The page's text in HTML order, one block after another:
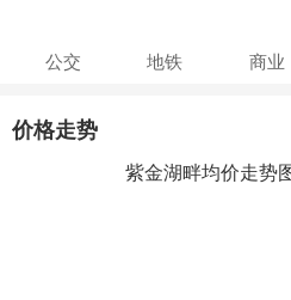
公交 地铁 商业
价格走势
紫金湖畔均价走势